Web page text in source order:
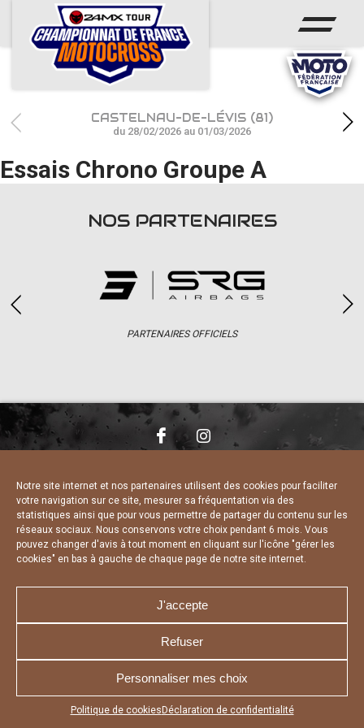
Notre site internet et nos partenaires utilisent des cookies pour faciliter
votre navigation sur ce site, mesurer sa fréquentation via des
statistiques ainsi que pour vous permettre de partager du contenu sur les
réseaux sociaux. Nous conservons votre choix pendant 6 mois. Vous
pouvez changer d'avis à tout moment en cliquant sur l'icône "gérer les
cookies" en bas à gauche de chaque page de notre site internet.
J'accepte
Refuser
Personnaliser mes choix
Politique de cookies Déclaration de confidentialité
Appuyez sur le bouton partager en bas de votre
ACCUEIL
ACTUS
CALENDRIER
RÉSULTATS
PHOTOS / WEB TV
CASTELNAU-DE-LÉVIS (81)
du 28/02/2026 au 01/03/2026
Essais Chrono Groupe A
NOS PARTENAIRES
PARTENAIRES OFFICIELS
CHARTE DE CONFIDENTIALITÉ
DÉCLARATION DE CONFIDENTIALITÉ
POLITIQUE D’UTILISATION DES COOKIES
RÉALISÉ PAR L’AGENCE WEB A3 WEB